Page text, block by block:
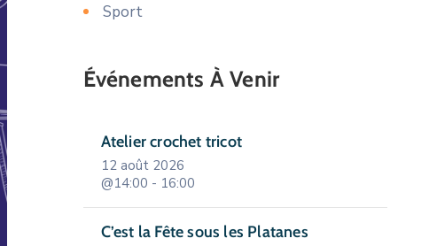
Sport
Événements À Venir
Atelier crochet tricot
12 août 2026
@14:00 - 16:00
C’est la Fête sous les Platanes